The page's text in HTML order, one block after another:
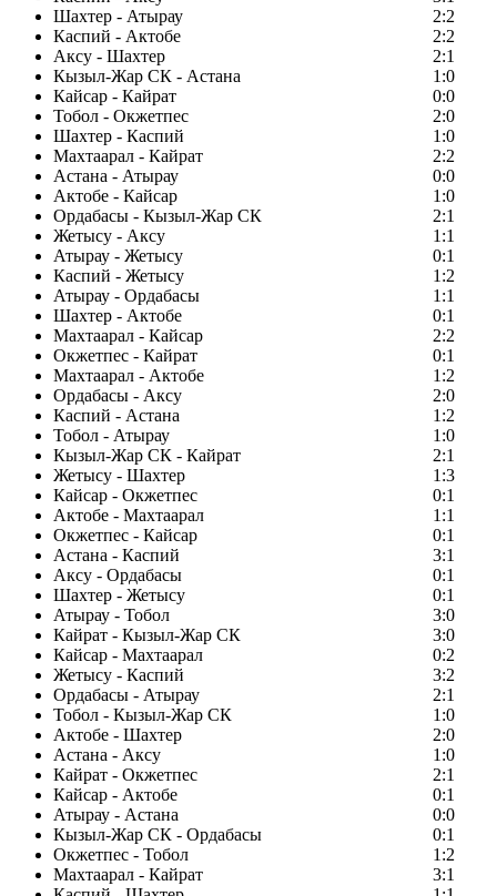
Шахтер - Атырау
2:2
Каспий - Актобе
2:2
Аксу - Шахтер
2:1
Кызыл-Жар СК - Астана
1:0
Кайсар - Кайрат
0:0
Тобол - Окжетпес
2:0
Шахтер - Каспий
1:0
Махтаарал - Кайрат
2:2
Астана - Атырау
0:0
Актобе - Кайсар
1:0
Ордабасы - Кызыл-Жар СК
2:1
Жетысу - Аксу
1:1
Атырау - Жетысу
0:1
Каспий - Жетысу
1:2
Атырау - Ордабасы
1:1
Шахтер - Актобе
0:1
Махтаарал - Кайсар
2:2
Окжетпес - Кайрат
0:1
Махтаарал - Актобе
1:2
Ордабасы - Аксу
2:0
Каспий - Астана
1:2
Тобол - Атырау
1:0
Кызыл-Жар СК - Кайрат
2:1
Жетысу - Шахтер
1:3
Кайсар - Окжетпес
0:1
Актобе - Махтаарал
1:1
Окжетпес - Кайсар
0:1
Астана - Каспий
3:1
Аксу - Ордабасы
0:1
Шахтер - Жетысу
0:1
Атырау - Тобол
3:0
Кайрат - Кызыл-Жар СК
3:0
Кайсар - Махтаарал
0:2
Жетысу - Каспий
3:2
Ордабасы - Атырау
2:1
Тобол - Кызыл-Жар СК
1:0
Актобе - Шахтер
2:0
Астана - Аксу
1:0
Кайрат - Окжетпес
2:1
Кайсар - Актобе
0:1
Атырау - Астана
0:0
Кызыл-Жар СК - Ордабасы
0:1
Окжетпес - Тобол
1:2
Махтаарал - Кайрат
3:1